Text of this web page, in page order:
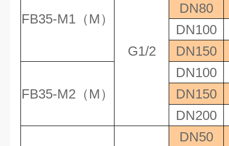
FB35-M1 （ M ）
G1/2
DN80
DN100
DN150
FB35-M2 （ M ）
DN100
DN150
DN200
DN50